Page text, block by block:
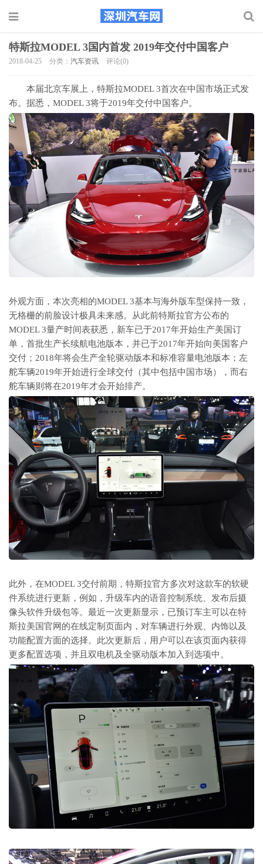
特斯拉MODEL 3国内首发 2019年交付中国客户
2018-04-25 分类： 汽车资讯 评论(0)
本届北京车展上，特斯拉MODEL 3首次在中国市场正式发
布。据悉，MODEL 3将于2019年交付中国客户。
外观方面，本次亮相的MODEL 3基本与海外版车型保持一致，
无格栅的前脸设计极具未来感。从此前特斯拉官方公布的
MODEL 3量产时间表获悉，新车已于2017年开始生产美国订
单，首批生产长续航电池版本，并已于2017年开始向美国客户
交付；2018年将会生产全轮驱动版本和标准容量电池版本；左
舵车辆2019年开始进行全球交付（其中包括中国市场），而右
舵车辆则将在2019年才会开始排产。
此外，在MODEL 3交付前期，特斯拉官方多次对这款车的软硬
件系统进行更新，例如，升级车内的语音控制系统、发布后摄
像头软件升级包等。最近一次更新显示，已预订车主可以在特
斯拉美国官网的在线定制页面内，对车辆进行外观、内饰以及
功能配置方面的选择。此次更新后，用户可以在该页面内获得
更多配置选项，并且双电机及全驱动版本加入到选项中。